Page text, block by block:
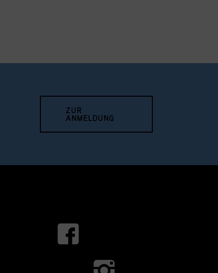
ZUR
ANMELDUNG